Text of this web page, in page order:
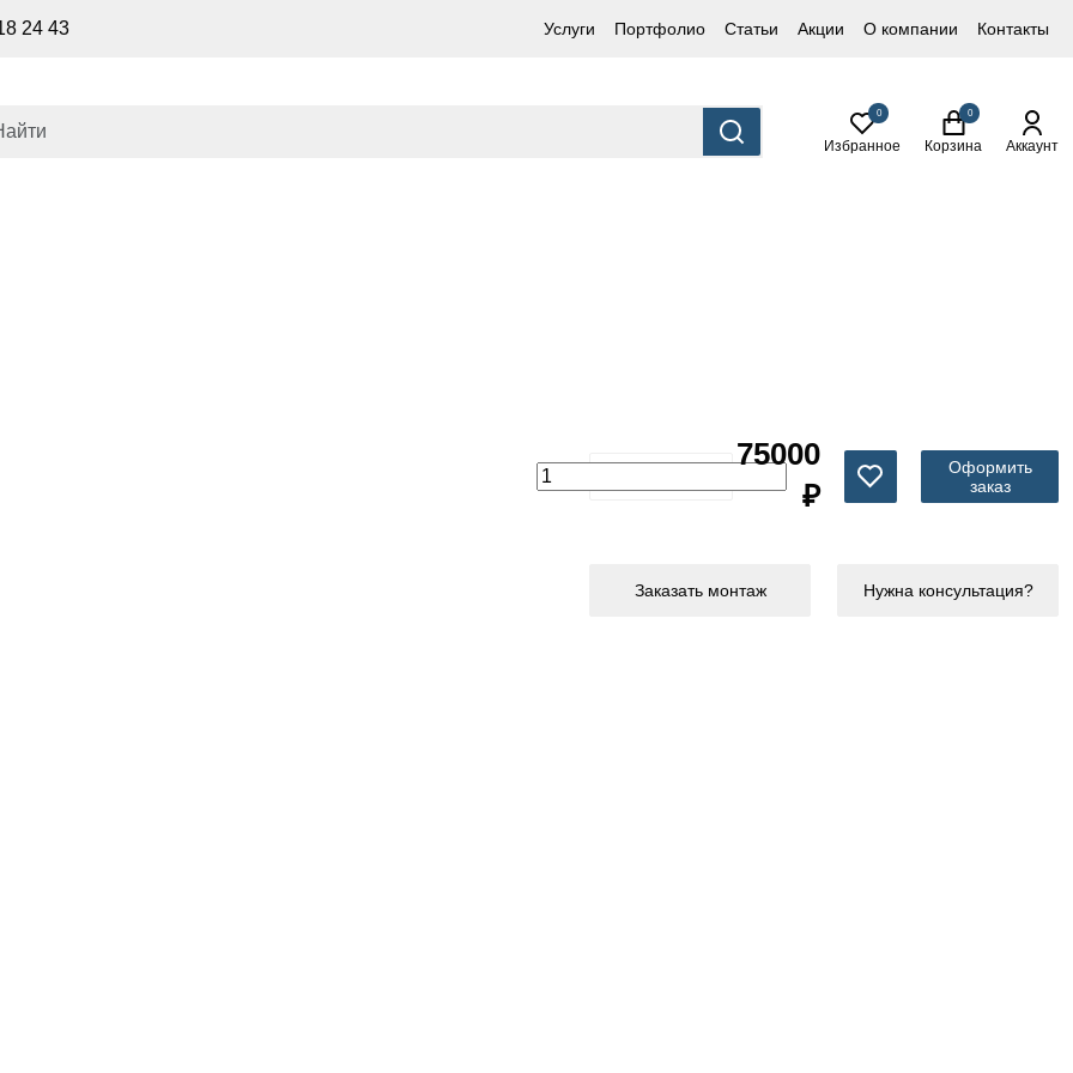
24 43 Услуги Портфолио Статьи Акции О компании Контакты
0
Избранное
0
Корзина Аккаунт
75000
₽
Оформить
заказ
Заказать монтаж Нужна консультация?